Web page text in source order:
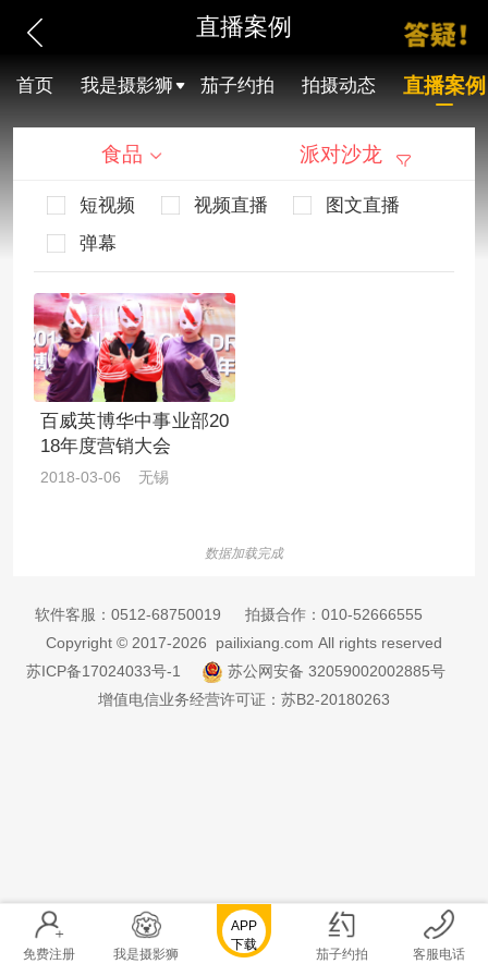
直播案例
首页 我是摄影狮 茄子约拍 拍摄动态 直播案例
食品 派对沙龙
短视频 视频直播
图文直播
弹幕
百威英博华中事业部20
18年度营销大会
2018-03-06 无锡
数据加载完成
软件客服： 0512-68750019 拍摄合作： 010-52666555
Copyright © 2017-2026 pailixiang.com All rights reserved
苏ICP备17024033号-1
苏公网安备 32059002002885号
增值电信业务经营许可证：苏B2-20180263
免费注册 我是摄影狮
APP
下载
茄子约拍 客服电话